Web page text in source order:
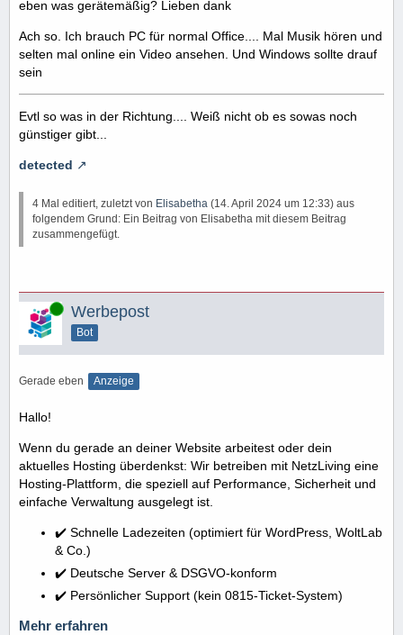
eben was gerätemäßig? Lieben dank
Ach so. Ich brauch PC für normal Office.... Mal Musik hören und
selten mal online ein Video ansehen. Und Windows sollte drauf
sein
Evtl so was in der Richtung.... Weiß nicht ob es sowas noch
günstiger gibt...
detected
4 Mal editiert, zuletzt von Elisabetha (14. April 2024 um 12:33) aus
folgendem Grund: Ein Beitrag von Elisabetha mit diesem Beitrag
zusammengefügt.
Online Werbepost
Bot
Gerade eben Anzeige
Hallo!
Wenn du gerade an deiner Website arbeitest oder dein
aktuelles Hosting überdenkst: Wir betreiben mit NetzLiving eine
Hosting-Plattform, die speziell auf Performance, Sicherheit und
einfache Verwaltung ausgelegt ist.
✔️ Schnelle Ladezeiten (optimiert für WordPress, WoltLab
& Co.)
✔️ Deutsche Server & DSGVO-konform
✔️ Persönlicher Support (kein 0815-Ticket-System)
Mehr erfahren